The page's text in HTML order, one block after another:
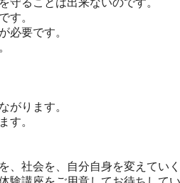
守ることは出来ないのです。
す。
必要です。
がります。
す。
社会を、自分自身を変えていく